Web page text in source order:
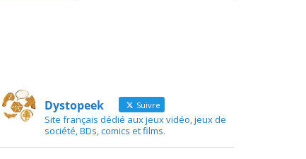
Dystopeek Suivre
Site français dédié aux jeux vidéo, jeux de
société, BDs, comics et films.